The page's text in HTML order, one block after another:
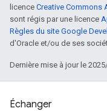
licence Creative Commons
sont régis par une licence
Règles du site Google
d'Oracle et/ou de ses
Dernière mise à jour le
Échanger